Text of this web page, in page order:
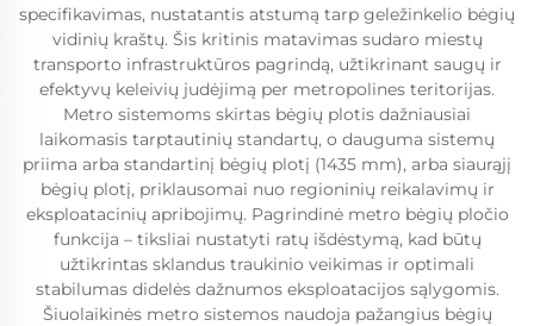
specifikavimas, nustatantis atstumą tarp geležinkelio bėgių
vidinių kraštų. Šis kritinis matavimas sudaro miestų
transporto infrastruktūros pagrindą, užtikrinant saugų ir
efektyvų keleivių judėjimą per metropolines teritorijas.
Metro sistemoms skirtas bėgių plotis dažniausiai
laikomasis tarptautinių standartų, o dauguma sistemų
priima arba standartinį bėgių plotį (1435 mm), arba siaurąjį
bėgių plotį, priklausomai nuo regioninių reikalavimų ir
eksploatacinių apribojimų. Pagrindinė metro bėgių pločio
funkcija – tiksliai nustatyti ratų išdėstymą, kad būtų
užtikrintas sklandus traukinio veikimas ir optimali
stabilumas didelės dažnumos eksploatacijos sąlygomis.
Šiuolaikinės metro sistemos naudoja pažangius bėgių